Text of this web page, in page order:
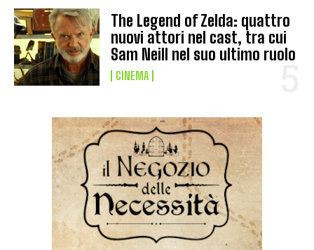
The Legend of Zelda: quattro
nuovi attori nel cast, tra cui
Sam Neill nel suo ultimo ruolo
CINEMA